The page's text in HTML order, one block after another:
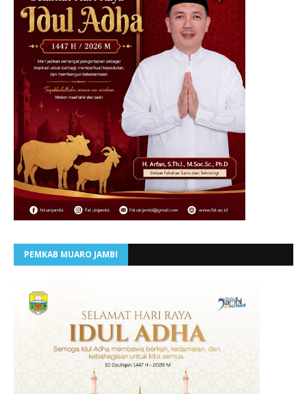
PEMKAB MUARO JAMBI